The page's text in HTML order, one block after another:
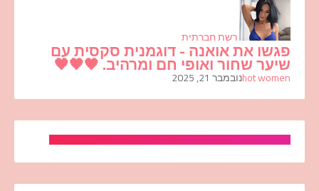
רשת חברתית
פגשו את אואנה - דוגמנית סקסית עם
שיער שחור ואופי חם ומרהיב. 🖤🖤🖤
hot womenנובמבר 21, 2025